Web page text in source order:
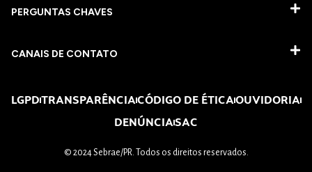
PERGUNTAS CHAVES​
CANAIS DE CONTATO
LGPDTRANSPARÊNCIACÓDIGO DE ÉTICAOUVIDORIA
DENÚNCIASAC
© 2024 Sebrae/PR. Todos os direitos reservados.